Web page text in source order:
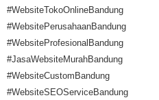
#WebsiteTokoOnlineBandung
#WebsitePerusahaanBandung
#WebsiteProfesionalBandung
#JasaWebsiteMurahBandung
#WebsiteCustomBandung
#WebsiteSEOServiceBandung